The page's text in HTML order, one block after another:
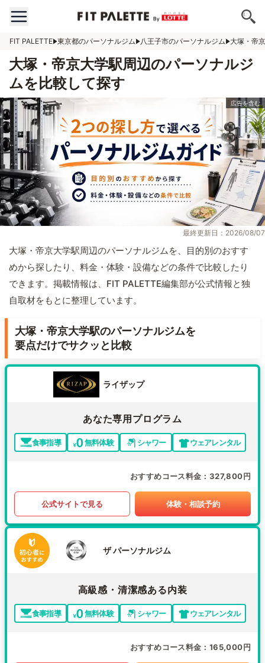
FIT PALETTE 東京都のパーソナルジム 八王子市のパーソナルジム 大塚・帝
大塚・帝京大学駅周辺のパーソナルジ
ムを比較して探す
最終更新日：2026/08/07
大塚・帝京大学駅周辺のパーソナルジムを、目的別のおすす
めから探したり、料金・体験・設備などの条件で比較したり
できます。掲載情報は、FIT PALETTE編集部が公式情報と独
自取材をもとに整理しています。
大塚・帝京大学駅のパーソナルジムを
要点だけでサクッと比較
ライザップ
あなた専用プログラム
食事指導 無料体験 シャワー ウェアレンタル
おすすめコース料金 327,800円
公式サイトで見る 体験・相談予約
ザ パーソナルジム
高級感・清潔感ある内装
食事指導 無料体験 シャワー ウェアレンタル
おすすめコース料金 165,000円